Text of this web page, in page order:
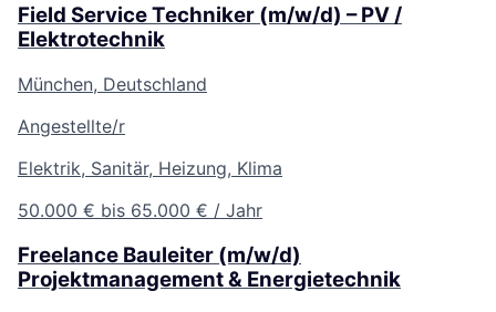
Field Service Techniker (m/w/d) – PV /
Elektrotechnik
München, Deutschland
Angestellte/r
Elektrik, Sanitär, Heizung, Klima
50.000 € bis 65.000 € / Jahr
Freelance Bauleiter (m/w/d)
Projektmanagement & Energietechnik